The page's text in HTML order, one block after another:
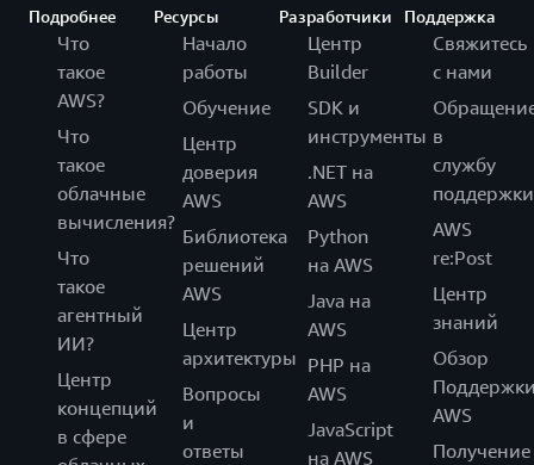
Подробнее
Что
такое
AWS?
Что
такое
облачные
вычисления?
Что
такое
агентный
ИИ?
Центр
концепций
в сфере
Ресурсы
Начало
работы
Обучение
Центр
доверия
AWS
Библиотека
решений
AWS
Центр
архитектуры
Вопросы
и
ответы
Разработчики
Центр
Builder
SDK и
инструменты
.NET на
AWS
Python
на AWS
Java на
AWS
PHP на
AWS
JavaScript
на AWS
Поддержка
Свяжитесь
с нами
в
службу
поддержки
AWS
re:Post
Центр
знаний
Обзор
AWS
Получение